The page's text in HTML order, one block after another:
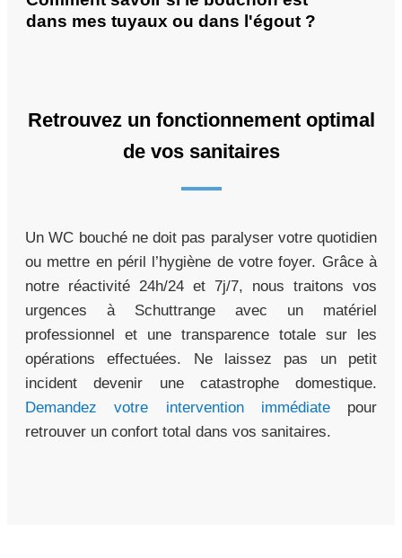
dans mes tuyaux ou dans l'égout ?
Retrouvez un fonctionnement optimal
de vos sanitaires
Un WC bouché ne doit pas paralyser votre quotidien
ou mettre en péril l’hygiène de votre foyer. Grâce à
notre réactivité 24h/24 et 7j/7, nous traitons vos
urgences à Schuttrange avec un matériel
professionnel et une transparence totale sur les
opérations effectuées. Ne laissez pas un petit
incident devenir une catastrophe domestique.
Demandez votre intervention immédiatepour
retrouver un confort total dans vos sanitaires.